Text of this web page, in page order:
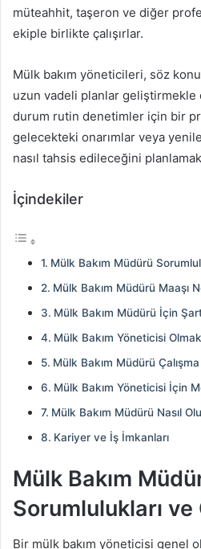
müteahhit, taşeron ve diğer
ekiple birlikte çalışırlar.
Mülk bakım yöneticileri, söz
uzun vadeli planlar
durum rutin denetimler için bir
gelecekteki onarımlar veya
nasıl tahsis edileceğini
İçindekiler
Mülk Bakım Müdürü
Mülk Bakım Müdürü Maaşı
Mülk Bakım Müdürü İçin
Mülk Bakım Yöneticisi
Mülk Bakım Müdürü Çalışma
Mülk Bakım Yöneticisi İçin
Mülk Bakım Müdürü Nasıl
Kariyer ve İş İmkanları
Mülk Bakım
Sorumlulukları
Bir mülk bakım yöneticisi genel